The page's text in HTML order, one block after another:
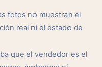
fotos no muestran el
real ni el estado de
que el vendedor es el